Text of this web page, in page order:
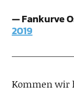
— Fankurve
2019
Kommen wir